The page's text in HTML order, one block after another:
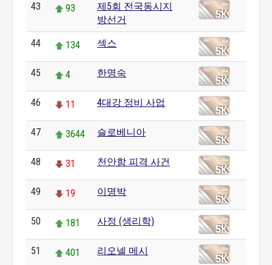
43 93
제5회 전국동시지
방선거
44 134 섹스
45 4 한명숙
46 11 4대강 정비 사업
47 3644 슬로베니아
48 31 천안함 피격 사건
49 19 이명박
50 181 사정 (생리학)
51 401 리오넬 메시